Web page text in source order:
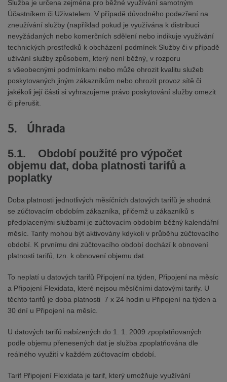
Služba je určena zejména pro běžné využívání samotným
Účastníkem či Uživatelem. V případě důvodného podezření na
zneužívání služby (například pokud je využívána k distribuci
nevyžádaných nebo komerčních sdělení nebo indikuje využívání
technických prostředků k obcházení podmínek Služby či v případě
užívání služby způsobem, který není běžný, v rozporu
s všeobecnými podmínkami nebo může ohrozit kvalitu služeb
poskytovaných jiným zákazníkům nebo ohrozit provoz sítě či
jakékoli její části si vyhrazujeme právo poskytování služby omezit
či přerušit.
5. Úhrada
5.1. Období použité pro výpočet
objemu dat, doba platnosti tarifů a
poplatky
Doba platnosti jednotlivých měsíčních datových tarifů je shodná
se zúčtovacím obdobím zákazníka, přičemž u zákazníků s
předplacenými službami je zúčtovacím obdobím běžný kalendářní
měsíc. Tarify mohou být aktivovány kdykoli v průběhu zúčtovacího
období. K prvnímu dni zúčtovacího období dochází k obnovení
platnosti tarifů, tzn. k obnovení objemu dat.
To neplatí u datových tarifů Připojení na týden, Připojení na měsíc
a Připojení Flexidata, které nejsou měsíčními datovými tarify. U
těchto tarifů je doba platnosti 7 x 24 hodin u Připojení na týden a
30 dní u Připojení na měsíc.
U datových tarifů nabízených do 1. 1. 2009 zpoplatňovaných
podle objemu přenesených dat je služba zpoplatňována dle
reálného využití v každém zúčtovacím období.
Tarif Připojení Flexidata je tarif, který umožňuje využívání